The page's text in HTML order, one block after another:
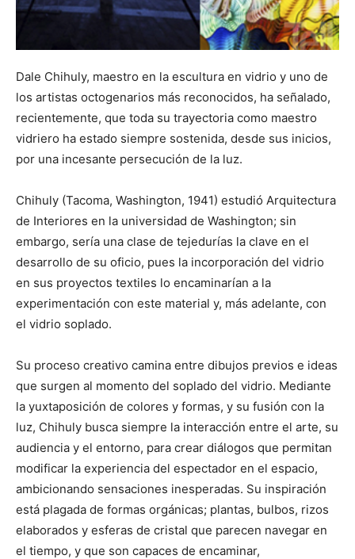
Dale Chihuly, maestro en la escultura en vidrio y uno de
los artistas octogenarios más reconocidos, ha señalado,
recientemente, que toda su trayectoria como maestro
vidriero ha estado siempre sostenida, desde sus inicios,
por una incesante persecución de la luz.
Chihuly (Tacoma, Washington, 1941) estudió Arquitectura
de Interiores en la universidad de Washington; sin
embargo, sería una clase de tejedurías la clave en el
desarrollo de su oficio, pues la incorporación del vidrio
en sus proyectos textiles lo encaminarían a la
experimentación con este material y, más adelante, con
el vidrio soplado.
Su proceso creativo camina entre dibujos previos e ideas
que surgen al momento del soplado del vidrio. Mediante
la yuxtaposición de colores y formas, y su fusión con la
luz, Chihuly busca siempre la interacción entre el arte, su
audiencia y el entorno, para crear diálogos que permitan
modificar la experiencia del espectador en el espacio,
ambicionando sensaciones inesperadas. Su inspiración
está plagada de formas orgánicas; plantas, bulbos, rizos
elaborados y esferas de cristal que parecen navegar en
el tiempo, y que son capaces de encaminar,